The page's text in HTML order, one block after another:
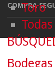
COMPRA
Toro
Bodegas